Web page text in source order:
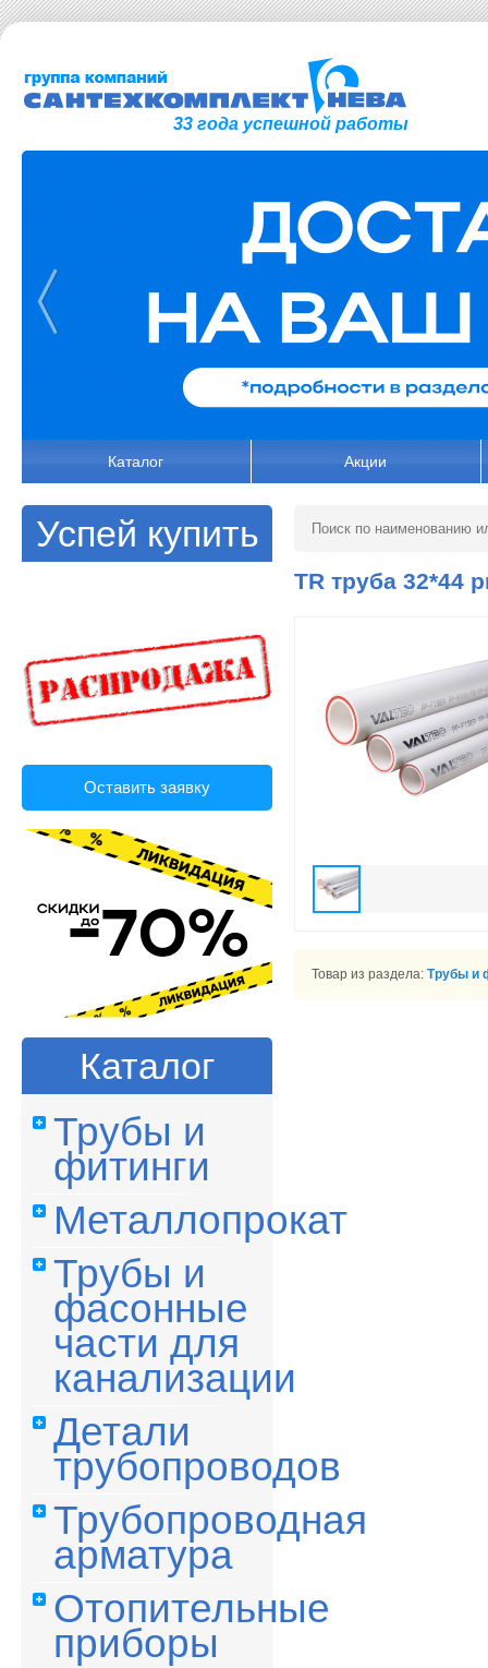
33 года успешной работы
Каталог Акции
Успей купить
Оставить заявку
Каталог
Трубы и
фитинги
Металлопрокат
Трубы и
фасонные
части для
канализации
Детали
трубопроводов
Трубопроводная
арматура
Отопительные
приборы
TR труба 32*44
Товар из раздела: Трубы и